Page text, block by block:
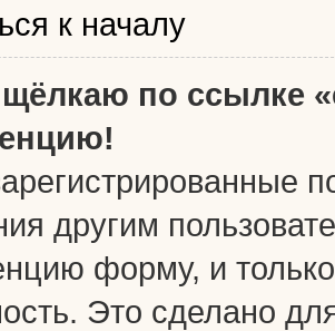
к началу
щёлкаю по ссылке
другим
форму, и
Это сделано